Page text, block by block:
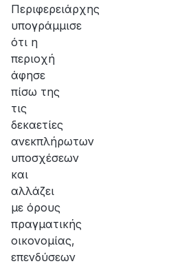
Περιφερειάρχης
υπογράμμισε
ότι η
περιοχή
άφησε
πίσω της
τις
δεκαετίες
ανεκπλήρωτων
υποσχέσεων
και
αλλάζει
με όρους
πραγματικής
οικονομίας,
επενδύσεων